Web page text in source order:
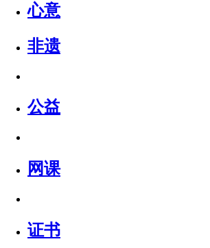
心意
非遗
公益
网课
证书